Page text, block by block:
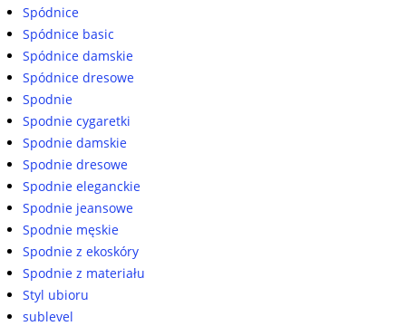
Spódnice
Spódnice basic
Spódnice damskie
Spódnice dresowe
Spodnie
Spodnie cygaretki
Spodnie damskie
Spodnie dresowe
Spodnie eleganckie
Spodnie jeansowe
Spodnie męskie
Spodnie z ekoskóry
Spodnie z materiału
Styl ubioru
sublevel